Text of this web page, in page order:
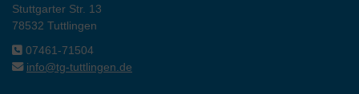
Stuttgarter Str. 13
78532 Tuttlingen
07461-71504
info@tg-tuttlingen.de